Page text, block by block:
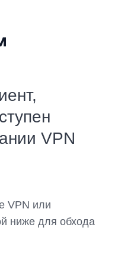
VPN
VPN или
ниже для обхода